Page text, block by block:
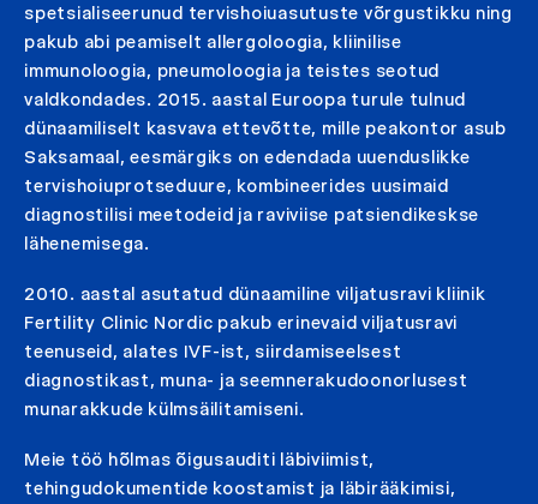
spetsialiseerunud tervishoiuasutuste võrgustikku ning
pakub abi peamiselt allergoloogia, kliinilise
immunoloogia, pneumoloogia ja teistes seotud
valdkondades. 2015. aastal Euroopa turule tulnud
dünaamiliselt kasvava ettevõtte, mille peakontor asub
Saksamaal, eesmärgiks on edendada uuenduslikke
tervishoiuprotseduure, kombineerides uusimaid
diagnostilisi meetodeid ja raviviise patsiendikeskse
lähenemisega.
2010. aastal asutatud dünaamiline viljatusravi kliinik
Fertility Clinic Nordic pakub erinevaid viljatusravi
teenuseid, alates IVF-ist, siirdamiseelsest
diagnostikast, muna- ja seemnerakudoonorlusest
munarakkude külmsäilitamiseni.
Meie töö hõlmas õigusauditi läbiviimist,
tehingudokumentide koostamist ja läbirääkimisi,